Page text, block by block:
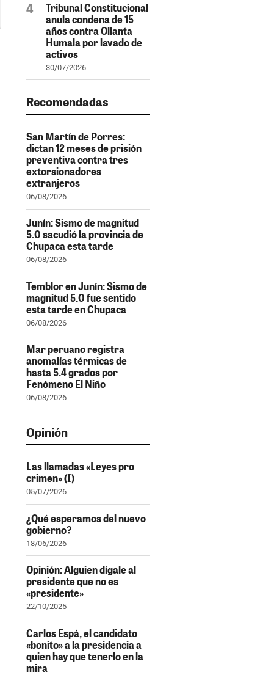
Tribunal Constitucional
anula condena de 15
años contra Ollanta
Humala por lavado de
activos
30/07/2026
Recomendadas
San Martín de Porres:
dictan 12 meses de prisión
preventiva contra tres
extorsionadores
extranjeros
06/08/2026
Junín: Sismo de magnitud
5.0 sacudió la provincia de
Chupaca esta tarde
06/08/2026
Temblor en Junín: Sismo de
magnitud 5.0 fue sentido
esta tarde en Chupaca
06/08/2026
Mar peruano registra
anomalías térmicas de
hasta 5.4 grados por
Fenómeno El Niño
06/08/2026
Opinión
Las llamadas «Leyes pro
crimen» (I)
05/07/2026
¿Qué esperamos del nuevo
gobierno?
18/06/2026
Opinión: Alguien dígale al
presidente que no es
«presidente»
22/10/2025
Carlos Espá, el candidato
«bonito» a la presidencia a
quien hay que tenerlo en la
mira